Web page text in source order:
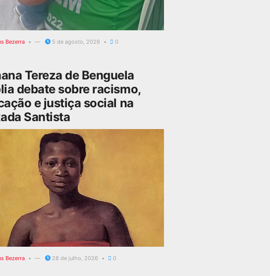
Bezerra 5 de agosto, 2026 0
Tereza de Benguela
debate sobre racismo,
e justiça social na
Santista
Bezerra 28 de julho, 2026 0